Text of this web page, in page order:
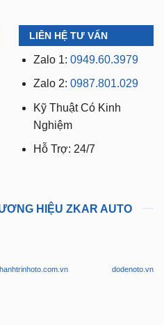
LIÊN HỆ TƯ VẤN
Zalo 1: 0949.60.3979
Zalo 2: 0987.801.029
Kỹ Thuật Có Kinh
Nghiệm
Hỗ Trợ: 24/7
HIỆU ZKAR AUTO
dodenoto.vn